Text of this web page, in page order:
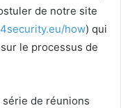
de notre site
how) qui
le processus de
série de réunions